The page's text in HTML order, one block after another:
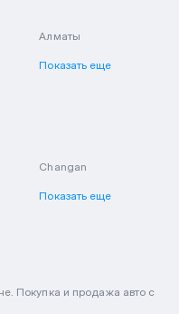
Алматы
Показать еще
Changan
Показать еще
Покупка и продажа авто с